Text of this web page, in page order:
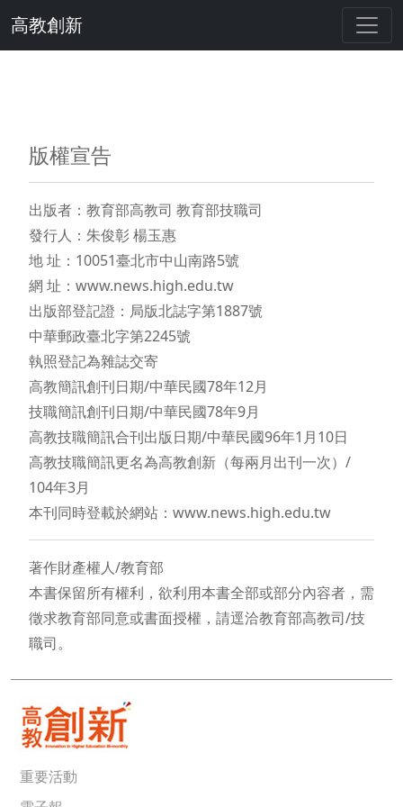
高教創新
版權宣告
出版者：教育部高教司 教育部技職司
發行人：朱俊彰 楊玉惠
地 址：10051臺北市中山南路5號
網 址：www.news.high.edu.tw
出版部登記證：局版北誌字第1887號
中華郵政臺北字第2245號
執照登記為雜誌交寄
高教簡訊創刊日期/中華民國78年12月
技職簡訊創刊日期/中華民國78年9月
高教技職簡訊合刊出版日期/中華民國96年1月10日
高教技職簡訊更名為高教創新（每兩月出刊一次）/
104年3月
本刊同時登載於網站：www.news.high.edu.tw
著作財產權人/教育部
本書保留所有權利，欲利用本書全部或部分內容者，需
徵求教育部同意或書面授權，請逕洽教育部高教司/技
職司。
重要活動